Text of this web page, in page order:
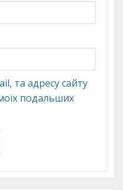
та адресу сайту
подальших